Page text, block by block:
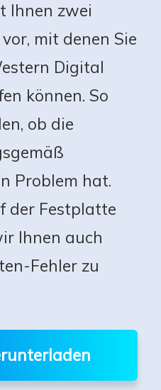
Ihnen zwei
mit denen Sie
Digital
können. So
ob die
Problem hat.
der Festplatte
Ihnen auch
Fehler zu